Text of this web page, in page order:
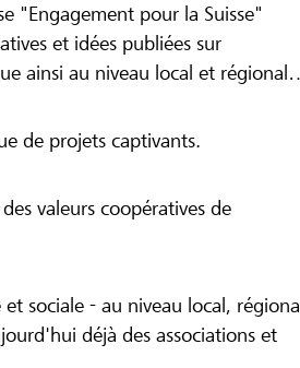
"Engagement pour la Suisse"
et idées publiées sur
ainsi au niveau local et régional
de projets captivants.
valeurs coopératives de
sociale - au niveau local, régional
déjà des associations et